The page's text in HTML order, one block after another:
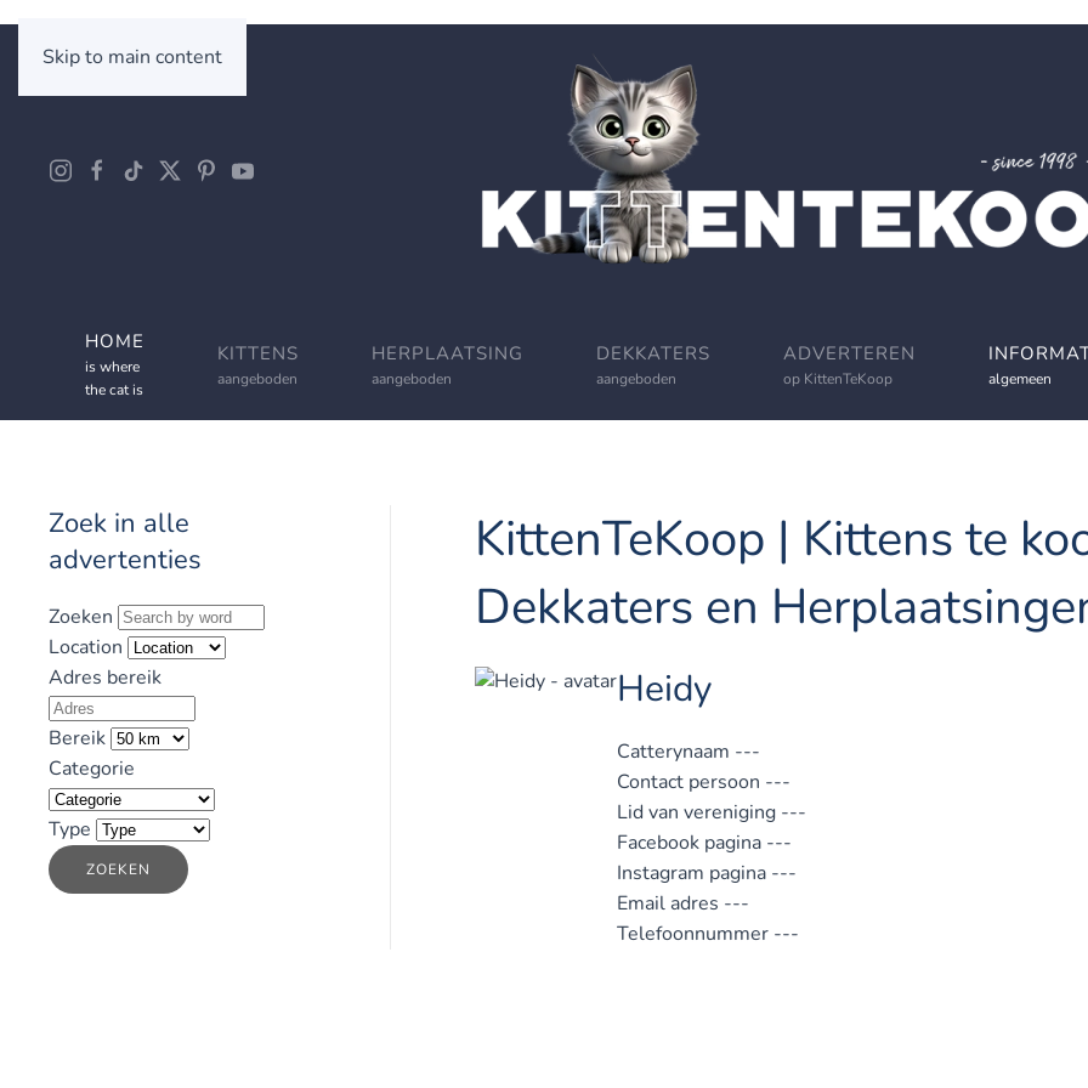
Skip to main content
HOME
is where
the cat is
KITTENS
aangeboden
HERPLAATSING
aangeboden
DEKKATERS
aangeboden
ADVERTEREN
op KittenTeKoop algemeen
KittenTeKoop | Kittens te
Dekkaters en
Heidy
Catterynaam ---
Contact persoon ---
Lid van vereniging ---
Facebook pagina ---
Instagram pagina ---
Email adres ---
Telefoonnummer ---
Zoek in alle
advertenties
Zoeken
Location
Adres bereik
Bereik
Categorie
Type
ZOEKEN